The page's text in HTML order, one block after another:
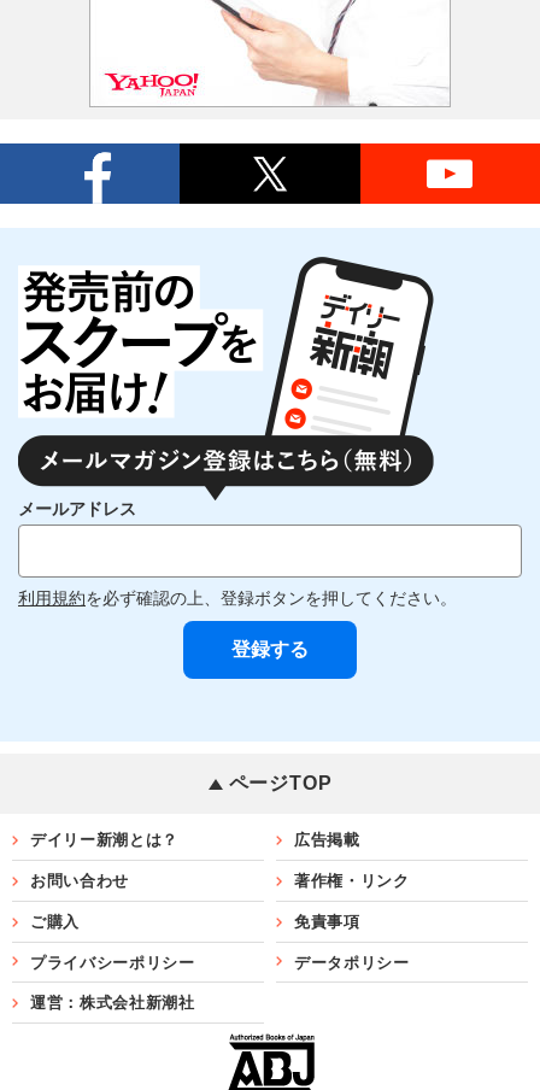
メールアドレス
利用規約を必ず確認の上、登録ボタンを押してください。
ページTOP
デイリー新潮とは？ 広告掲載
お問い合わせ 著作権・リンク
ご購入 免責事項
プライバシーポリシー データポリシー
運営：株式会社新潮社